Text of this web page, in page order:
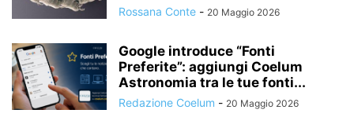
Rossana Conte - 20 Maggio 2026
Google introduce “Fonti
Preferite”: aggiungi Coelum
Astronomia tra le tue fonti...
Redazione Coelum - 20 Maggio 2026